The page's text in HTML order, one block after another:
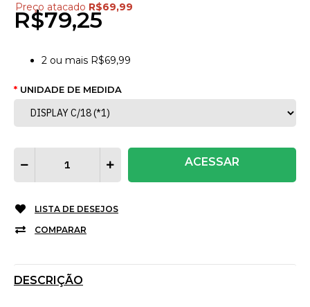
Preço atacado R$69,99
R$79,25
2 ou mais R$69,99
UNIDADE DE MEDIDA
ACESSAR
LISTA DE DESEJOS
COMPARAR
DESCRIÇÃO